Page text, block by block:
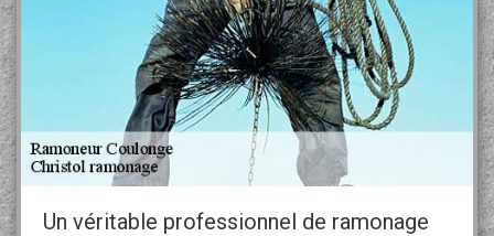
Un véritable professionnel de ramonage